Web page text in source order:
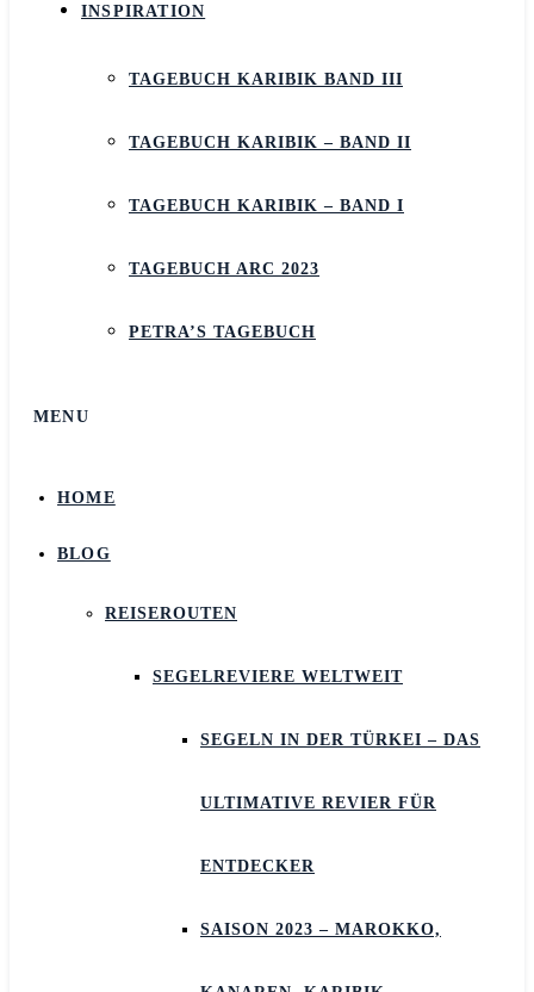
INSPIRATION
TAGEBUCH KARIBIK BAND III
TAGEBUCH KARIBIK – BAND II
TAGEBUCH KARIBIK – BAND I
TAGEBUCH ARC 2023
PETRA’S TAGEBUCH
MENU
HOME
BLOG
REISEROUTEN
SEGELREVIERE WELTWEIT
SEGELN IN DER TÜRKEI – DAS
ULTIMATIVE REVIER FÜR
ENTDECKER
SAISON 2023 – MAROKKO,